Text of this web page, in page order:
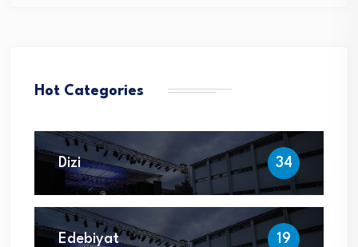
Hot Categories
Dizi 34
Edebiyat 19